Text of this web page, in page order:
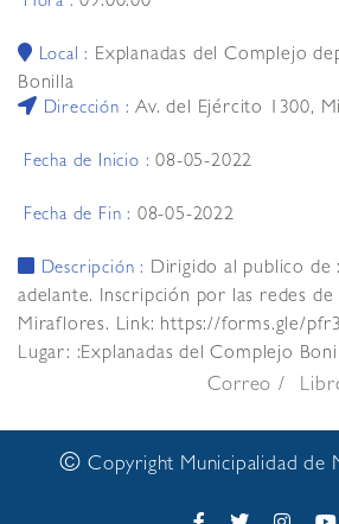
Local : Explanadas del Complejo
Bonilla
Dirección :Av. del Ejército 1300,
Fecha de Inicio :08-05-2022
Fecha de Fin : 08-05-2022
Descripción : Dirigido al publico de
adelante. Inscripción por las redes
Miraflores. Link: https://forms.gle/
Lugar: :Explanadas del Complejo
Correo
© Copyright Municipalidad de